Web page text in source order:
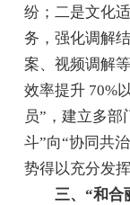
纷；二是文化
务，强化调解
案、视频调解
效率提升 70%
员”，建立多
斗”向“协同共
势得以充分发
三、“和合